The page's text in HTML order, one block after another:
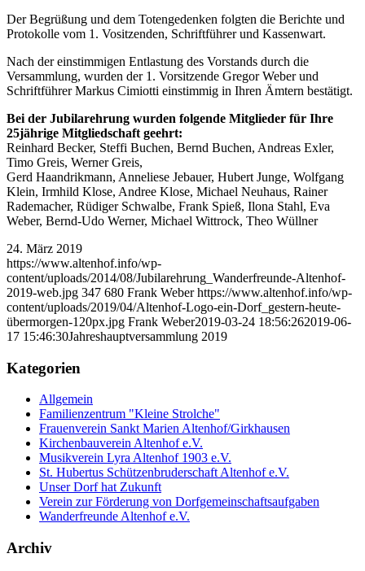
Der Begrüßung und dem Totengedenken folgten die Berichte und
Protokolle vom 1. Vositzenden, Schriftführer und Kassenwart.
Nach der einstimmigen Entlastung des Vorstands durch die
Versammlung, wurden der 1. Vorsitzende Gregor Weber und
Schriftführer Markus Cimiotti einstimmig in Ihren Ämtern bestätigt.
Bei der Jubilarehrung wurden folgende Mitglieder für Ihre
25jährige Mitgliedschaft geehrt:
Reinhard Becker, Steffi Buchen, Bernd Buchen, Andreas Exler,
Timo Greis, Werner Greis,
Gerd Haandrikmann, Anneliese Jebauer, Hubert Junge, Wolfgang
Klein, Irmhild Klose, Andree Klose, Michael Neuhaus, Rainer
Rademacher, Rüdiger Schwalbe, Frank Spieß, Ilona Stahl, Eva
Weber, Bernd-Udo Werner, Michael Wittrock, Theo Wüllner
24. März 2019
https://www.altenhof.info/wp-
content/uploads/2014/08/Jubilarehrung_Wanderfreunde-Altenhof-
2019-web.jpg 347 680 Frank Weber https://www.altenhof.info/wp-
content/uploads/2019/04/Altenhof-Logo-ein-Dorf_gestern-heute-
übermorgen-120px.jpg Frank Weber2019-03-24 18:56:262019-06-
17 15:46:30Jahreshauptversammlung 2019
Kategorien
Allgemein
Familienzentrum "Kleine Strolche"
Frauenverein Sankt Marien Altenhof/Girkhausen
Kirchenbauverein Altenhof e.V.
Musikverein Lyra Altenhof 1903 e.V.
St. Hubertus Schützenbruderschaft Altenhof e.V.
Unser Dorf hat Zukunft
Verein zur Förderung von Dorfgemeinschaftsaufgaben
Wanderfreunde Altenhof e.V.
Archiv